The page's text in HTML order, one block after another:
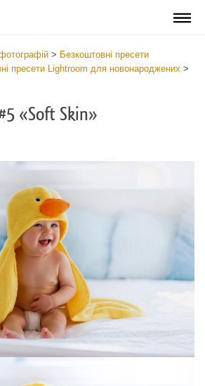
> Безкоштовні пресети
пресети Lightroom для новонароджених >
«Soft Skin»
Please select
#5